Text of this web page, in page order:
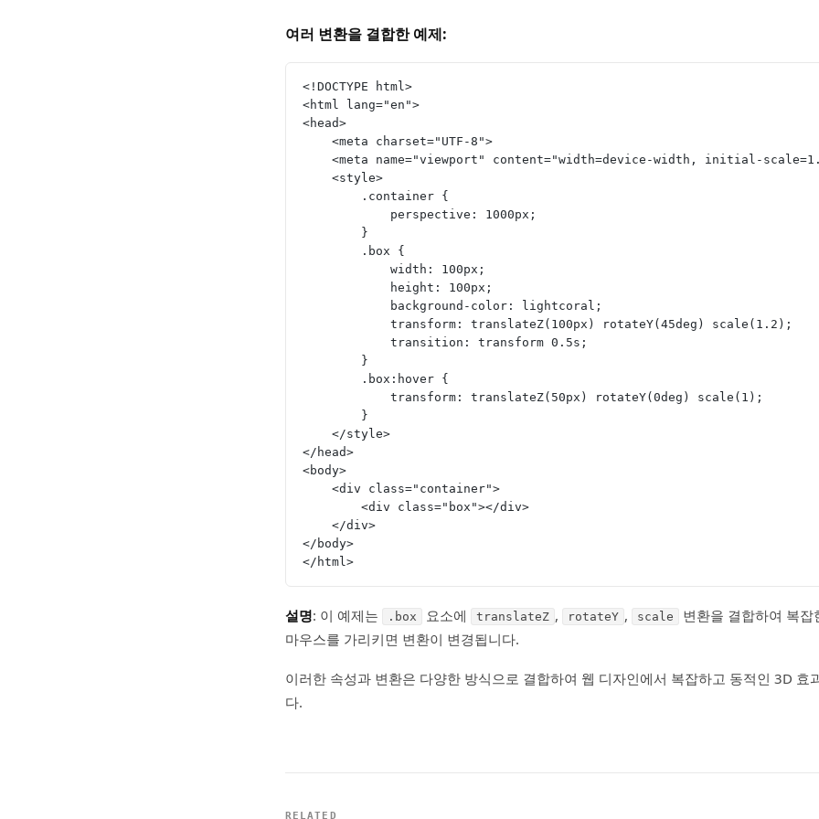
여러 변환을 결합한 예제:
<!DOCTYPE html>
<html lang="en">
<head>
    <meta charset="UTF-8">
<meta name="viewport" content="width=device-width, initial-
    <style>
        .container {
            perspective: 1000px;
        }
        .box {
            width: 100px;
            height: 100px;
            background-color: lightcoral;
            transform: translateZ(100px) rotateY(45deg) scale(1.2);
            transition: transform 0.5s;
        }
        .box:hover {
            transform: translateZ(50px) rotateY(0deg) scale(1);
        }
    </style>
</head>
<body>
    <div class="container">
        <div class="box"></div>
    </div>
</body>
</html>
설명: 이 예제는 .box 요소에 translateZ , rotateY , scale
변환을 결합하여 복
마우스를 가리키면 변환이 변경됩니다.
이러한 속성과 변환은 다양한 방식으로 결합하여 웹 디자인에서 복잡하고 동적인 3D 효
다.
RELATED